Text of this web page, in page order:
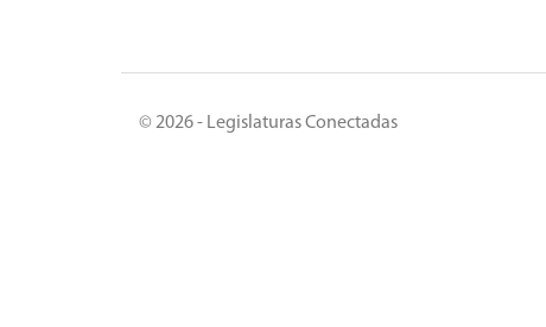
© 2026 - Legislaturas Conectadas